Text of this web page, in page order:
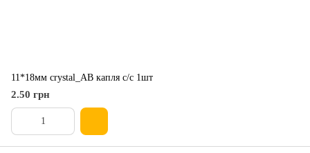
11*18мм crystal_AB капля с/с 1шт
2.50 грн